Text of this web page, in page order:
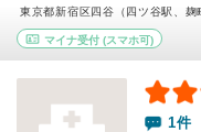
東京都新宿区四谷（四ツ谷駅、麹
マイナ受付 (スマホ可)
1件